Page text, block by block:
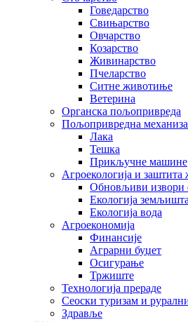
Говедарство
Свињарство
Овчарство
Козарство
Живинарство
Пчеларство
Ситне животиње
Ветерина
Органска пољопривреда
Пољопривредна
Лака
Тешка
Прикључне машине
Агроекологија и
Обновљиви извори
Екологија земљишта
Екологија вода
Агроекономија
Финансије
Аграрни буџет
Осигурање
Тржиште
Технологија прераде
Сеоски туризам и рурални
Здравље